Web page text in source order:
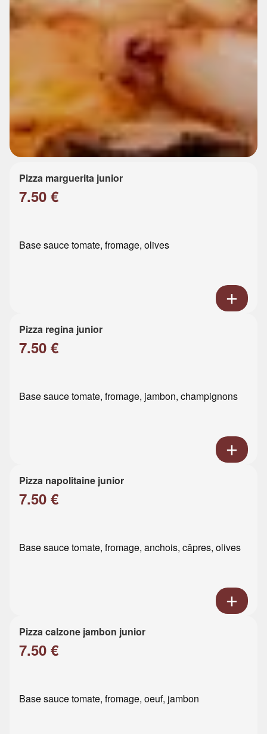
Pizza marguerita junior
7.50 €
Base sauce tomate, fromage, olives
Pizza regina junior
7.50 €
Base sauce tomate, fromage, jambon, champignons
Pizza napolitaine junior
7.50 €
Base sauce tomate, fromage, anchois, câpres, olives
Pizza calzone jambon junior
7.50 €
Base sauce tomate, fromage, oeuf, jambon